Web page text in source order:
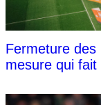
Fermeture des
mesure qui fait